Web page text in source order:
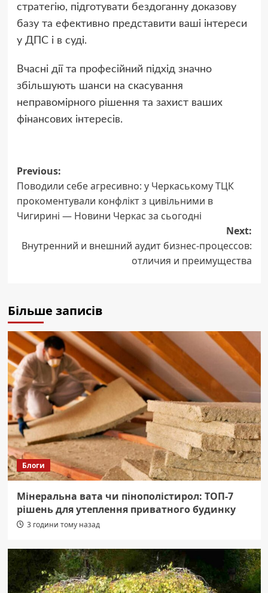
стратегію, підготувати бездоганну доказову
базу та ефективно представити ваші інтереси
у ДПС і в суді.
Вчасні дії та професійний підхід значно
збільшують шанси на скасування
неправомірного рішення та захист ваших
фінансових інтересів.
Post
navigation
Previous:
Поводили себе агресивно: у Черкаському ТЦК
прокоментували конфлікт з цивільними в
Чигирині — Новини Черкас за сьогодні
Next:
Внутренний и внешний аудит бизнес-процессов:
отличия и преимущества
Більше записів
Блоги
Мінеральна вата чи пінополістирол: ТОП-7
рішень для утеплення приватного будинку
3 години тому назад